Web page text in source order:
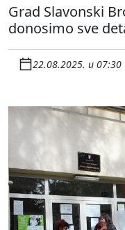
Grad Slavonski
donosimo sve
22.08.2025. u 07:30